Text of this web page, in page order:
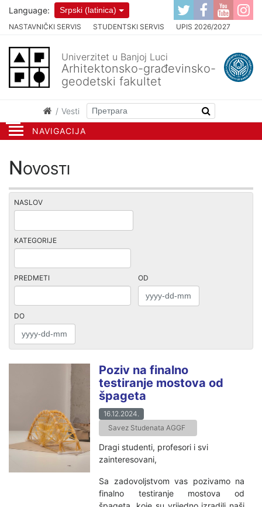
NAVIGACIJA
NASTAVNIČKI SERVIS STUDENTSKI SERVIS UPIS 2026/2027
Language: Srpski (latinica)
Univerzitet u Banjoj Luci
Arhitektonsko-građevinsko-
geodetski fakultet
Vesti
Novosti
NASLOV
KATEGORIJE
PREDMETI OD
DO
Poziv na finalno
testiranje mostova od
špageta
16.12.2024.
Savez Studenata AGGF
Dragi studenti, profesori i svi
zainteresovani,
Sa zadovoljstvom vas pozivamo na
finalno testiranje mostova od